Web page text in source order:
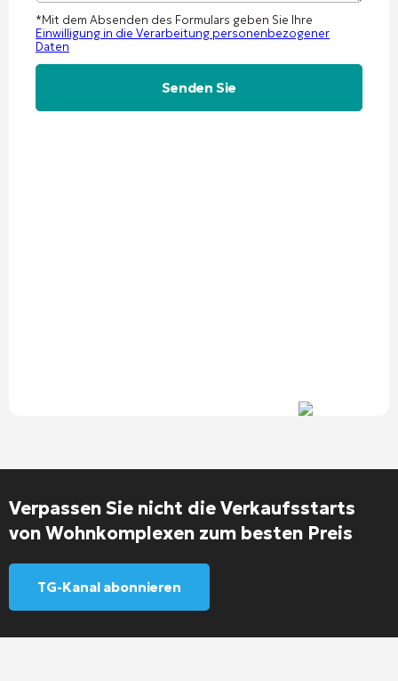
*Mit dem Absenden des Formulars geben Sie Ihre
Einwilligung in die Verarbeitung personenbezogener
Daten
Verpassen Sie nicht die Verkaufsstarts
von Wohnkomplexen zum besten Preis
TG-Kanal abonnieren